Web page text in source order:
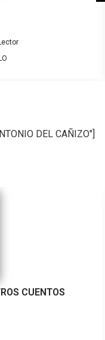
DEL CAÑIZO"]
CUENTOS